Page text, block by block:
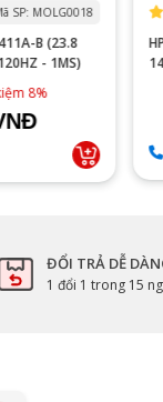
SP: MOLG0018
B (23.8
- 1MS)
8%
ĐỔI TRẢ DỄ
1 đổi 1 trong 15